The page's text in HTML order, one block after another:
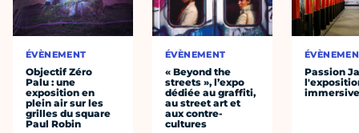
ÉVÈNEMENT
Objectif Zéro
Palu : une
exposition en
plein air sur les
grilles du square
Paul Robin
ÉVÈNEMENT
« Beyond the
streets », l’expo
dédiée au graffiti,
au street art et
aux contre-
cultures
Passion